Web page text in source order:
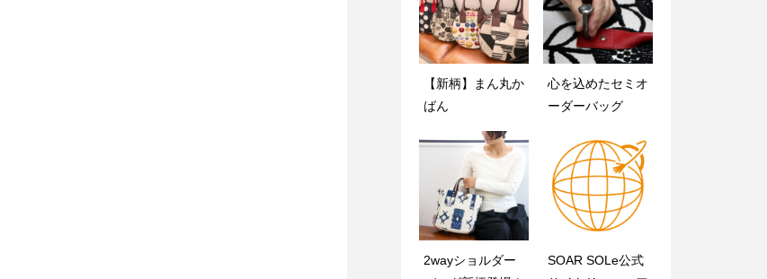
【新柄】まん丸か
ばん
心を込めたセミオ
ーダーバッグ
2wayショルダー
SOAR SOLe公式
新柄！PVCコーテ
ィング2wayバッ
人気のがま口、前
代未聞の新柄